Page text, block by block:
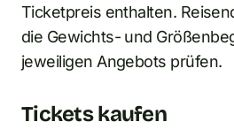
Ticketpreis enthalten.
die Gewichts- und
jeweiligen Angebots prüfen.
Tickets kaufen